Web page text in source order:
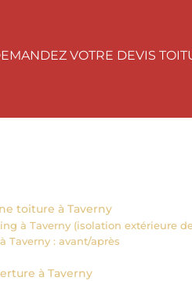
VOTRE DEVIS
toiture à Taverny
à Taverny (isolation extérieure
Taverny : avant/après
à Taverny